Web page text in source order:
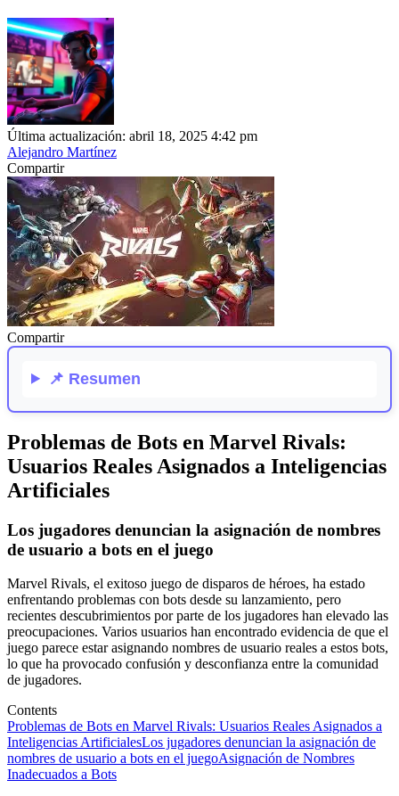
Última actualización: abril 18, 2025 4:42 pm
Alejandro Martínez
Compartir
Compartir
📌 Resumen
Problemas de Bots en Marvel Rivals:
Usuarios Reales Asignados a Inteligencias
Artificiales
Los jugadores denuncian la asignación de nombres
de usuario a bots en el juego
Marvel Rivals, el exitoso juego de disparos de héroes, ha estado
enfrentando problemas con bots desde su lanzamiento, pero
recientes descubrimientos por parte de los jugadores han elevado las
preocupaciones. Varios usuarios han encontrado evidencia de que el
juego parece estar asignando nombres de usuario reales a estos bots,
lo que ha provocado confusión y desconfianza entre la comunidad
de jugadores.
Contents
Problemas de Bots en Marvel Rivals: Usuarios Reales Asignados a
Inteligencias ArtificialesLos jugadores denuncian la asignación de
nombres de usuario a bots en el juegoAsignación de Nombres
Inadecuados a Bots